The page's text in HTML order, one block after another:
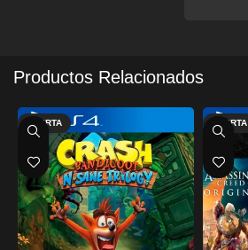
Productos Relacionados
OFERTA OFERTA